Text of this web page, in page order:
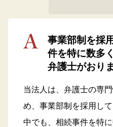
事業部制を採
件を特に数多
弁護士がおり
当法人は、弁護士の専
め、事業部制を採用し
中でも、相続事件を特